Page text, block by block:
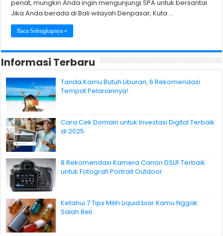
penat, mungkin Anda ingin mengunjungi SPA untuk bersantai.
Jika Anda berada di Bali wilayah Denpasar, Kuta …
Baca Selengkapnya »
Informasi Terbaru
Tanda Kamu Butuh Liburan, 6 Rekomendasi
Tempat Pelariannya!
Cara Cek Domain untuk Investasi Digital Terbaik
di 2025
8 Rekomendasi Kamera Canon DSLR Terbaik
untuk Fotografi Portrait Outdoor
Ketahui 7 Tips Milih Liquid biar Kamu Nggak
Salah Beli